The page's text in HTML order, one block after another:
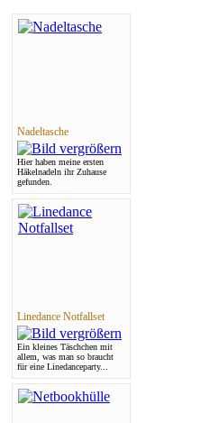
Nadeltasche
Hier haben meine ersten
Häkelnadeln ihr Zuhause
gefunden.
Linedance Notfallset
Ein kleines Täschchen mit
allem, was man so braucht
für eine Linedanceparty...